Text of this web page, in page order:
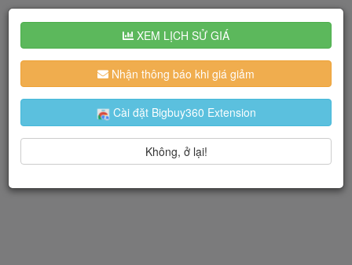
XEM LỊCH SỬ GIÁ
Nhận thông báo khi giá giảm
Cài đặt Bigbuy360 Extension
Không, ở lại!